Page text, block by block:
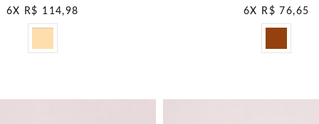
6X R$ 114,98 6X R$ 76,65